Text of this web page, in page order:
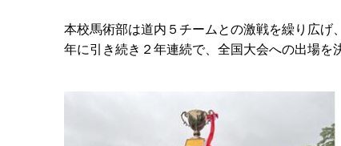
本校馬術部は道内５チームとの激戦を繰り広
年に引き続き２年連続で、全国大会への出場を